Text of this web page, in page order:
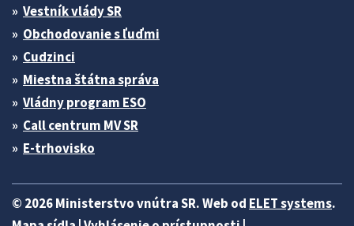
Vestník vlády SR
Obchodovanie s ľuďmi
Cudzinci
Miestna štátna správa
Vládny program ESO
Call centrum MV SR
E-trhovisko
© 2026 Ministerstvo vnútra SR. Web od ELET systems.